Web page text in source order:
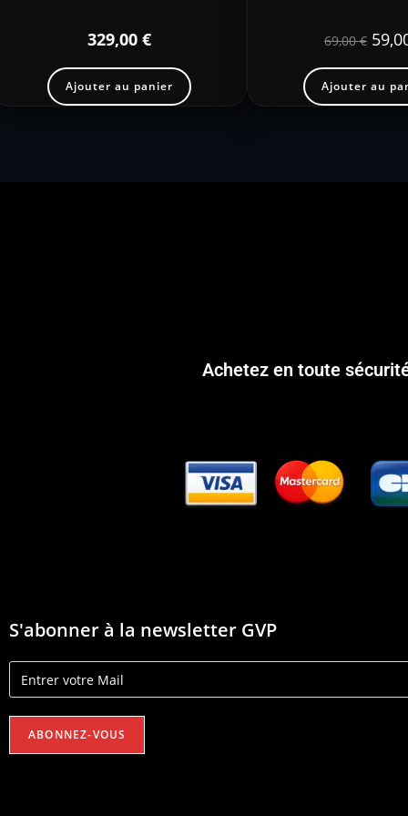
329,00 €
Ajouter au panier
69,00€
Ajouter au
Achetez en toute
S'abonner à la newsletter GVP